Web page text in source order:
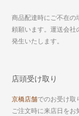
商品配達時にご不在の
頼願います。運送会社
発生いたします。
店頭受け取り
京橋店舗でのお受け取
ご注文時に来店日をお